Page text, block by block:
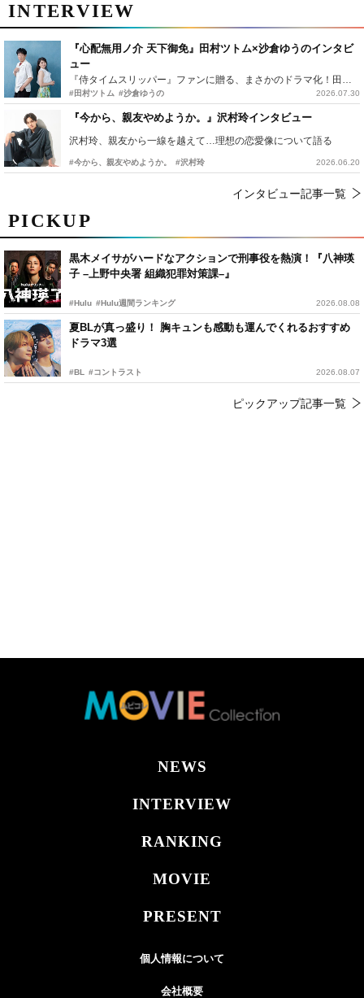
PICKUP
黒木メイサがハードなアクションで刑事役を熱演！『八神瑛
子 –上野中央署 組織犯罪対策課–』
#Hulu #Hulu週間ランキング 2026.08.08
夏BLが真っ盛り！ 胸キュンも感動も運んでくれるおすすめ
ドラマ3選
#BL #コントラスト 2026.08.07
ピックアップ記事一覧
INTERVIEW
『心配無用ノ介 天下御免』田村ツトム×沙倉ゆうのインタビ
ュー
『侍タイムスリッパー』ファンに贈る、まさかのドラマ化！田村ツトム×沙倉ゆうのが語る『心配無用ノ介』撮影秘話
#田村ツトム #沙倉ゆうの 2026.07.30
『今から、親友やめようか。』沢村玲インタビュー
沢村玲、親友から一線を越えて…理想の恋愛像について語る
#今から、親友やめようか。 #沢村玲 2026.06.20
インタビュー記事一覧
NEWS
INTERVIEW
RANKING
MOVIE
PRESENT
個人情報について
会社概要